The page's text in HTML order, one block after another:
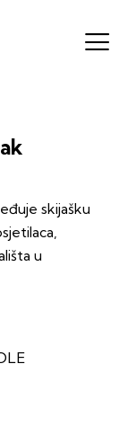
skijašku
u